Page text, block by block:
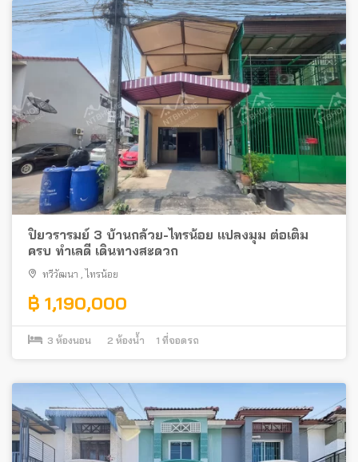
ปิยวรารมย์ 3 บ้านกล้วย-ไทรน้อย แปลงมุม ต่อเติม
ครบ ทำเลดี เดินทางสะดวก
ทวีวัฒนา ไทรน้อย
฿ 1,190,000
3 ห้องนอน 2 ห้องน้ำ 1 ที่จอดรถ